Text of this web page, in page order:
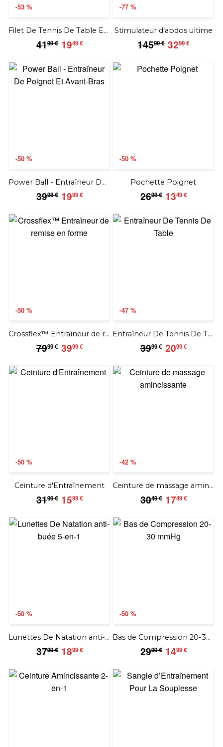
-53 %
Filet De Tennis De Table Extensible
4199 €41.99
€
1949 €19.49
-77 %
Stimulateur d’abdos ultime
14599 €145.99
€
3299 €
-50 %
Power Ball - Entraîneur De Poignet Et Avant-Bras
3998 €39.98
€
1999 €19.99
-50 %
Pochette Poignet
2699 €26.99
€
1349 €13.49
-50 %
Crossflex™ Entraîneur de remise en forme
7999 €79.99
€
3999 €39.99
-47 %
Entraîneur De Tennis De Table
3999 €39.99
€
2099 €20.99
-50 %
Ceinture d'Entraînement
3199 €31.99
1599 €15.99
-42 %
Ceinture de massage amincissante
3049 €30.49
1749 €17.49
-50 %
Lunettes De Natation anti-buée 5-en-1
3799 €37.99
1899 €18.99
-50 %
Bas de Compression 20-30 mmHg
2999 €29.99
1499 €14.99